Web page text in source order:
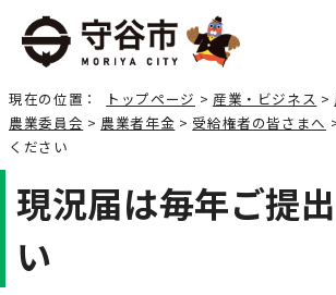
現在の位置： トップページ > 産業・ビジネス >
農業委員会 > 農業者年金 > 受給権者の皆さまへ
ください
現況届は毎年ご提
い